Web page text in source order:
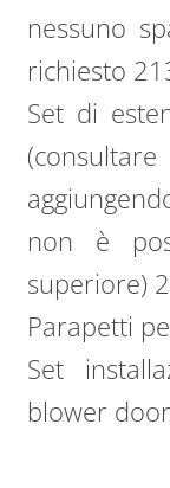
nessuno
richiesto
Set di
non è
superiore)
Parapetti
Set
blower door